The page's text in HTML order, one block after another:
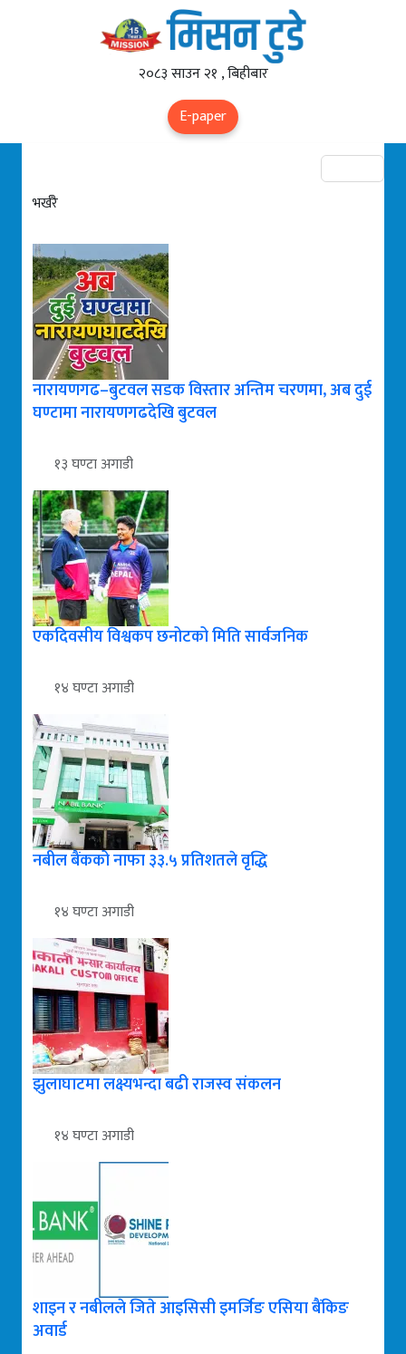
२०८३ साउन २१ , बिहीबार
E-paper
भर्खरै
नारायणगढ–बुटवल सडक विस्तार अन्तिम चरणमा, अब दुई
घण्टामा नारायणगढदेखि बुटवल
१३ घण्टा अगाडी
एकदिवसीय विश्वकप छनोटको मिति सार्वजनिक
१४ घण्टा अगाडी
नबील बैंकको नाफा ३३.५ प्रतिशतले वृद्धि
१४ घण्टा अगाडी
झुलाघाटमा लक्ष्यभन्दा बढी राजस्व संकलन
१४ घण्टा अगाडी
शाइन र नबीलले जिते आइसिसी इमर्जिङ एसिया बैंकिङ
अवार्ड